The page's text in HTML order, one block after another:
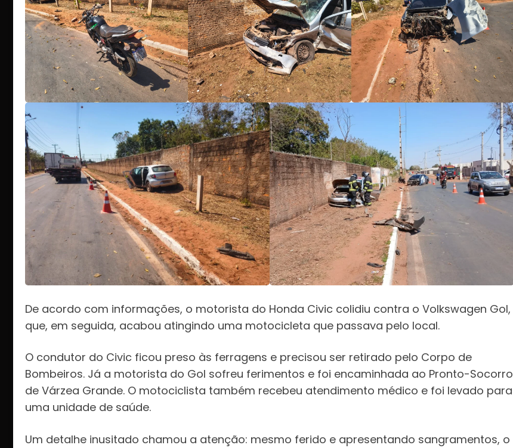
De acordo com informações, o motorista do Honda Civic colidiu contra o Volkswagen Gol,
que, em seguida, acabou atingindo uma motocicleta que passava pelo local.
O condutor do Civic ficou preso às ferragens e precisou ser retirado pelo Corpo de
Bombeiros. Já a motorista do Gol sofreu ferimentos e foi encaminhada ao Pronto-Socorro
de Várzea Grande. O motociclista também recebeu atendimento médico e foi levado para
uma unidade de saúde.
Um detalhe inusitado chamou a atenção: mesmo ferido e apresentando sangramentos, o